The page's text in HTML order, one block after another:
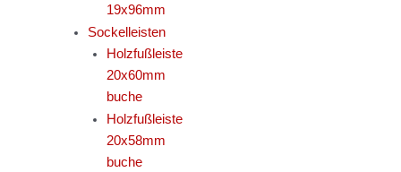
19x96mm
Sockelleisten
Holzfußleiste
20x60mm
buche
Holzfußleiste
20x58mm
buche